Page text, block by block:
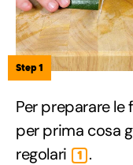
Step 1
Per preparare
per prima cosa
regolari
1 .